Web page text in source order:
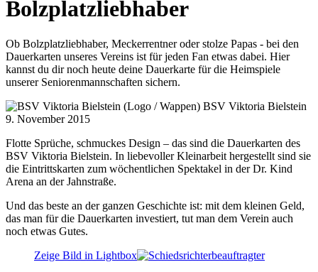
Bolzplatzliebhaber
Ob Bolzplatzliebhaber, Meckerrentner oder stolze Papas - bei den
Dauerkarten unseres Vereins ist für jeden Fan etwas dabei. Hier
kannst du dir noch heute deine Dauerkarte für die Heimspiele
unserer Seniorenmannschaften sichern.
BSV Viktoria Bielstein
9. November 2015
Flotte Sprüche, schmuckes Design – das sind die Dauerkarten des
BSV Viktoria Bielstein. In liebevoller Kleinarbeit hergestellt sind sie
die Eintrittskarten zum wöchentlichen Spektakel in der Dr. Kind
Arena an der Jahnstraße.
Und das beste an der ganzen Geschichte ist: mit dem kleinen Geld,
das man für die Dauerkarten investiert, tut man dem Verein auch
noch etwas Gutes.
Zeige Bild in Lightbox